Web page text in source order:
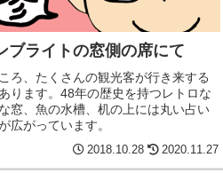
ブライトの窓側の席にて
ろ、たくさんの観光客が行き来する
ります。48年の歴史を持つレトロな
窓、魚の水槽、机の上には丸い占い
広がっています。
2018.10.28 2020.11.27